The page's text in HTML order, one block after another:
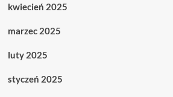
kwiecień 2025
marzec 2025
luty 2025
styczeń 2025